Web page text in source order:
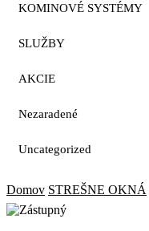
KOMINOVÉ SYSTÉMY
SLUŽBY
AKCIE
Nezaradené
Uncategorized
Domov STREŠNE OKNÁ